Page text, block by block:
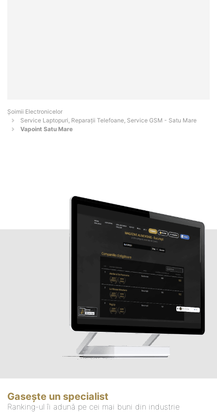
Șoimii Electronicelor
Service Laptopuri, Reparații Telefoane, Service GSM - Satu Mare
Vapoint Satu Mare
Gasește un specialist
Ranking-ul îi adună pe cei mai buni din industrie